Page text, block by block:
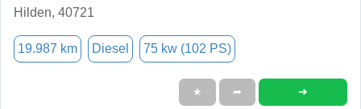
Hilden, 40721
19.987 km Diesel 75 kw (102 PS)
★ ➦ ➜